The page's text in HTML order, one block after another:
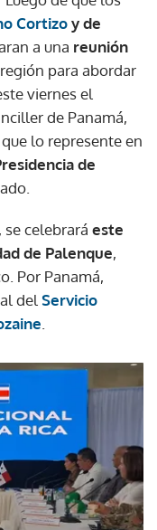
Cortizoy de
a una reunión
para abordar
viernes el
de Panamá,
lo represente en
de
celebrará este
de Palenque,
Por Panamá,
del Servicio